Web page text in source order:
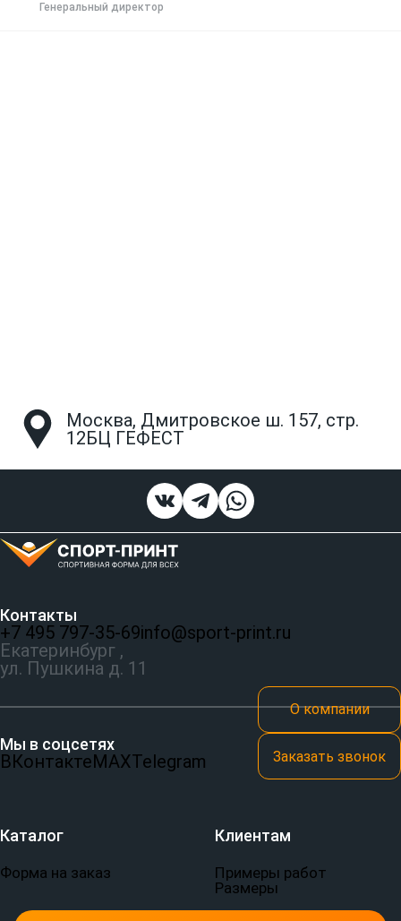
Генеральный директор
Москва, Дмитровское ш. 157, стр.
12БЦ ГЕФЕСТ
Контакты
+7 495 797‑35-69info@sport-print.ru
Екатеринбург ,
ул. Пушкина д. 11
Мы в соцсетях
ВКонтактеMAXTelegram
О компании
Заказать звонок
Каталог
Форма на заказ
Клиентам
Примеры работ
Размеры